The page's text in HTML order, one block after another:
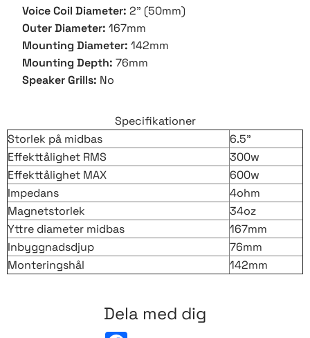
Voice Coil Diameter: 2” (50mm)
Outer Diameter: 167mm
Mounting Diameter: 142mm
Mounting Depth: 76mm
Speaker Grills: No
Specifikationer
Storlek på midbas
6.5"
Effekttålighet RMS
300w
Effekttålighet MAX
600w
Impedans
4ohm
Magnetstorlek
34oz
Yttre diameter midbas
167mm
Inbyggnadsdjup
76mm
Monteringshål
142mm
Dela med dig